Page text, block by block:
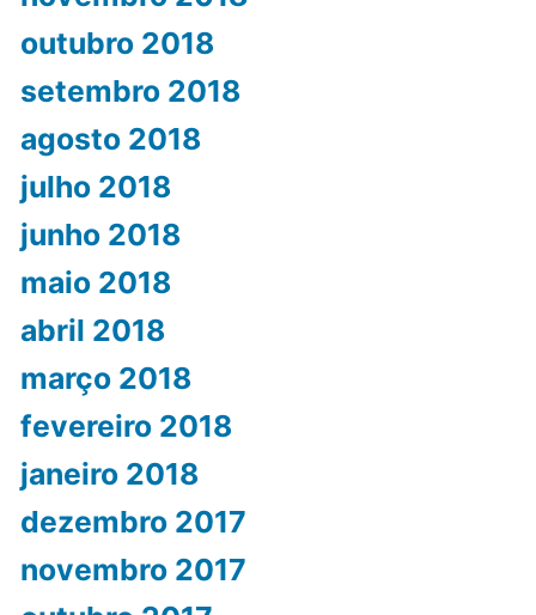
outubro 2018
setembro 2018
agosto 2018
julho 2018
junho 2018
maio 2018
abril 2018
março 2018
fevereiro 2018
janeiro 2018
dezembro 2017
novembro 2017